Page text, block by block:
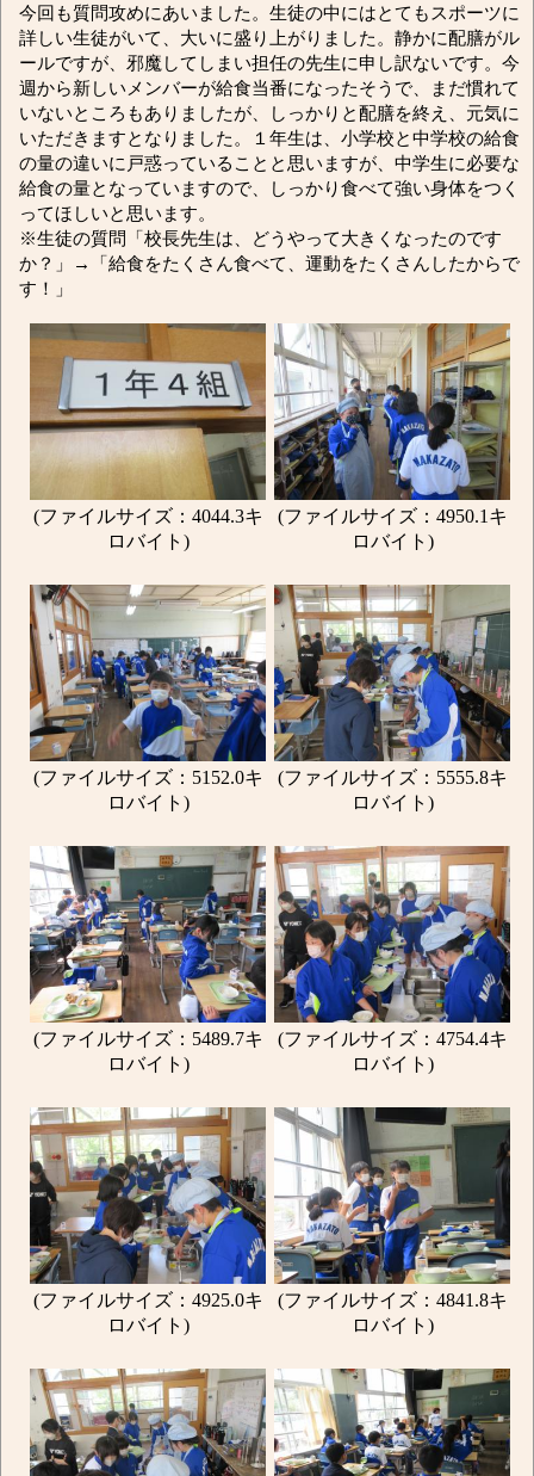
今回も質問攻めにあいました。生徒の中にはとてもスポーツに
詳しい生徒がいて、大いに盛り上がりました。静かに配膳がル
ールですが、邪魔してしまい担任の先生に申し訳ないです。今
週から新しいメンバーが給食当番になったそうで、まだ慣れて
いないところもありましたが、しっかりと配膳を終え、元気に
いただきますとなりました。１年生は、小学校と中学校の給食
の量の違いに戸惑っていることと思いますが、中学生に必要な
給食の量となっていますので、しっかり食べて強い身体をつく
ってほしいと思います。
※生徒の質問「校長先生は、どうやって大きくなったのです
か？」→「給食をたくさん食べて、運動をたくさんしたからで
す！」
(ファイルサイズ：4044.3キ
ロバイト)
(ファイルサイズ：4950.1キ
ロバイト)
(ファイルサイズ：5152.0キ
ロバイト)
(ファイルサイズ：5555.8キ
ロバイト)
(ファイルサイズ：5489.7キ
ロバイト)
(ファイルサイズ：4754.4キ
ロバイト)
(ファイルサイズ：4925.0キ
ロバイト)
(ファイルサイズ：4841.8キ
ロバイト)